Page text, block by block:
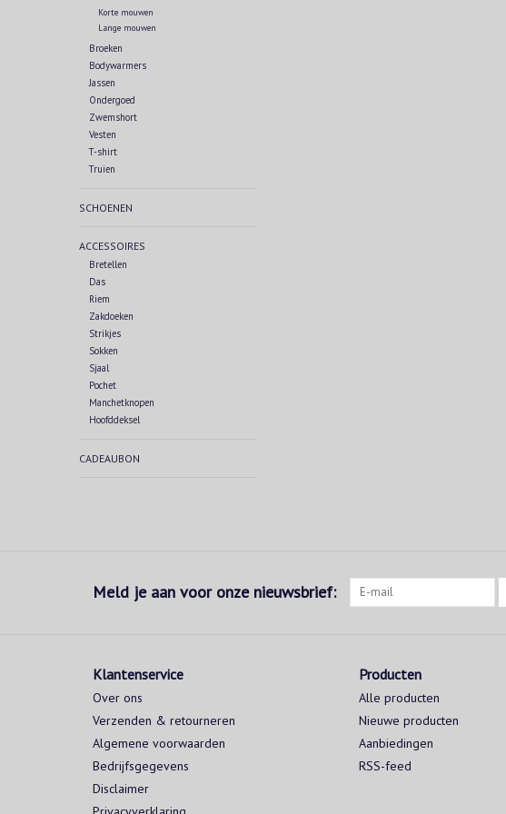
Korte mouwen
Lange mouwen
Broeken
Bodywarmers
Jassen
Ondergoed
Zwemshort
Vesten
T-shirt
Truien
SCHOENEN
ACCESSOIRES
Bretellen
Das
Riem
Zakdoeken
Strikjes
Sokken
Sjaal
Pochet
Manchetknopen
Hoofddeksel
CADEAUBON
Meld je aan voor onze nieuwsbrief:
Klantenservice
Over ons
Verzenden & retourneren
Algemene voorwaarden
Bedrijfsgegevens
Disclaimer
Producten
Alle producten
Nieuwe producten
Aanbiedingen
RSS-feed